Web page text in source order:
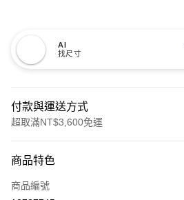
AI
找尺寸
付款與運送方式
超取滿NT$3,600免運
信用卡一次付款
信用卡分期付款
商品特色
商品編號